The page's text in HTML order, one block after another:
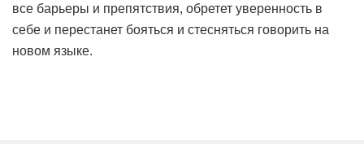
все барьеры и препятствия, обретет уверенность в
себе и перестанет бояться и стесняться говорить на
новом языке.